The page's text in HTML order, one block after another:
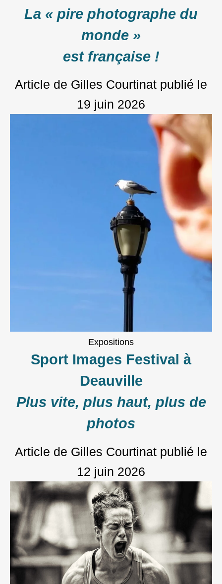
La « pire photographe du
monde »
est française !
Article de Gilles Courtinat publié le
19 juin 2026
Expositions
Sport Images Festival à
Deauville
Plus vite, plus haut, plus de
photos
Article de Gilles Courtinat publié le
12 juin 2026